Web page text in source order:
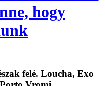
hogy
felé. Loucha, Exo